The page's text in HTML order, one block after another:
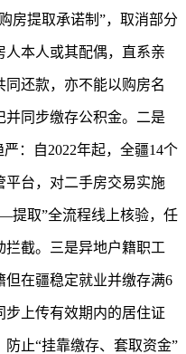
房提取承诺制”，取消部分
本人或其配偶，直系亲
还款，亦不能以购房名
并同步缴存公积金。二是
：自2022年起，全疆14个
平台，对二手房交易实施
取”全流程线上核验，任
截。三是异地户籍职工
在疆稳定就业并缴存满6
上传有效期内的居住证
止“挂靠缴存、套取资金”